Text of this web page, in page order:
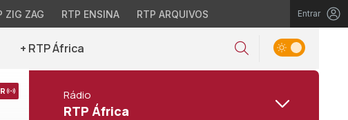
ZIG ZAG RTP ENSINA RTP ARQUIVOS Entrar
+ RTP África
Rádio
RTP África